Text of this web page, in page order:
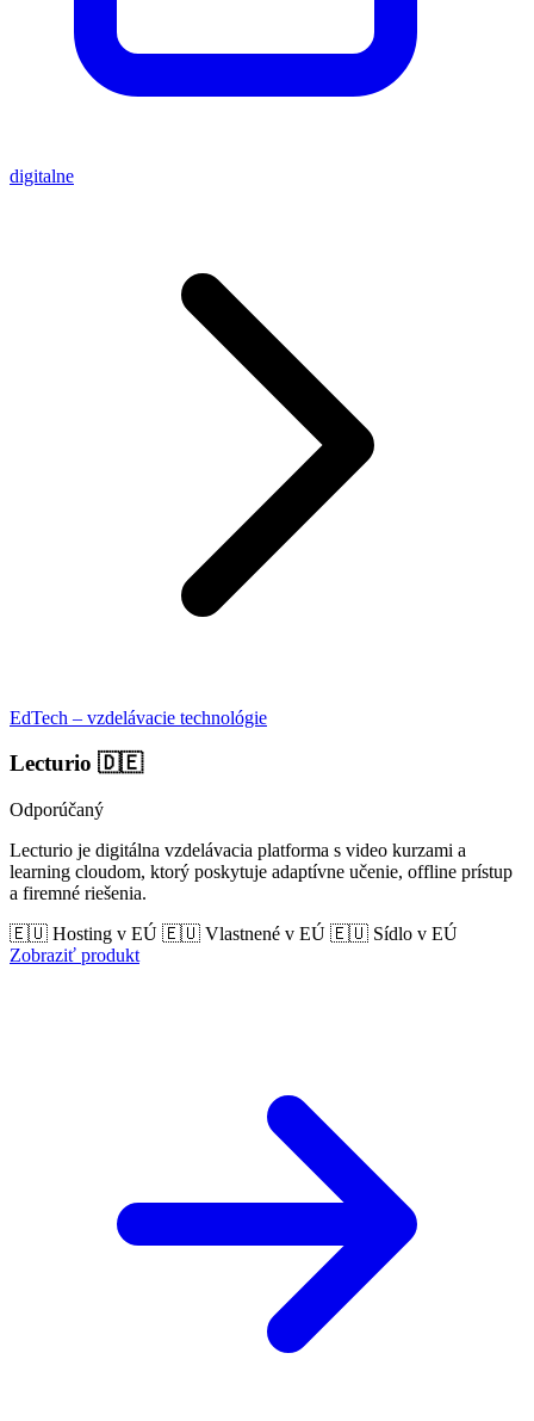
digitalne
EdTech – vzdelávacie technológie
Lecturio 🇩🇪
Odporúčaný
Lecturio je digitálna vzdelávacia platforma s video kurzami a
learning cloudom, ktorý poskytuje adaptívne učenie, offline prístup
a firemné riešenia.
🇪🇺 Hosting v EÚ 🇪🇺 Vlastnené v EÚ 🇪🇺 Sídlo v EÚ
Zobraziť produkt